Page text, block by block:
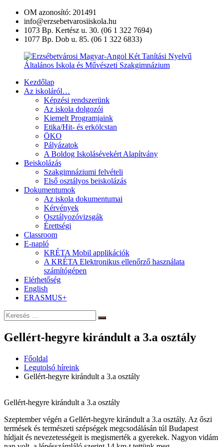
Ugrás
tartalomra
OM azonosító: 201491
info@erzsebetvarosiiskola.hu
1073 Bp. Kertész u. 30. (06 1 322 7694)
1077 Bp. Dob u. 85. (06 1 322 6833)
Erzsébetvárosi
Művészeti
Szakgimnázium
Kezdőlap
Az iskoláról…
Képzési rendszerünk
Az iskola dolgozói
Kiemelt Programjaink
Etika/Hit- és erkölcstan
ÖKO
Pályázatok
A Boldog Iskolásévekért Alapítvány
Beiskolázás
Szakgimnáziumi felvételi
Első osztályos beiskolázás
Dokumentumok
Az iskola dokumentumai
Kérvények
Osztályozóvizsgák
Érettségi
Classroom
E-napló
KRÉTA Mobil applikációk
A KRÉTA Elektronikus ellenőrző használata
számítógépen
Elérhetőség
English
ERASMUS+
Keresés:
Keresés
Gellért-hegyre kirándult a 3.a osztály
Főoldal
Legutolsó híreink
Gellért-hegyre kirándult a 3.a osztály
Gellért-hegyre kirándult a 3.a osztály
Szeptember végén a Gellért-hegyre kirándult a 3.a osztály. Az őszi
termések és természeti szépségek megcsodálásán túl Budapest
hídjait és nevezetességeit is megismerték a gyerekek. Nagyon vidám